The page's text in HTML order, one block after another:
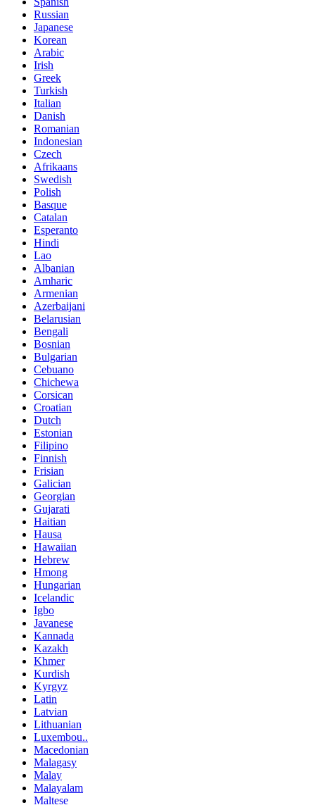
Russian
Japanese
Korean
Arabic
Irish
Greek
Turkish
Italian
Danish
Romanian
Indonesian
Czech
Afrikaans
Swedish
Polish
Basque
Catalan
Esperanto
Hindi
Lao
Albanian
Amharic
Armenian
Azerbaijani
Belarusian
Bengali
Bosnian
Bulgarian
Cebuano
Chichewa
Corsican
Croatian
Dutch
Estonian
Filipino
Finnish
Frisian
Galician
Georgian
Gujarati
Haitian
Hausa
Hawaiian
Hebrew
Hmong
Hungarian
Icelandic
Igbo
Javanese
Kannada
Kazakh
Khmer
Kurdish
Kyrgyz
Latin
Latvian
Lithuanian
Luxembou..
Macedonian
Malagasy
Malay
Malayalam
Maltese